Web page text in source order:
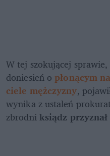
W tej szokującej
doniesień o płonącym
ciele mężczyzny,
wynika z ustaleń
zbrodni ksiądz